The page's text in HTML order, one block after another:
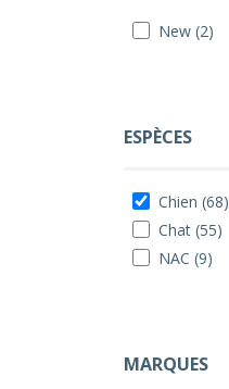
New (2)
ESPÈCES
Chien (68)
Chat (55)
NAC (9)
MARQUES